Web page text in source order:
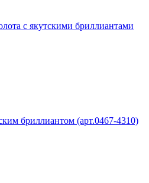
с якутскими бриллиантами
бриллиантом (арт.0467-4310)